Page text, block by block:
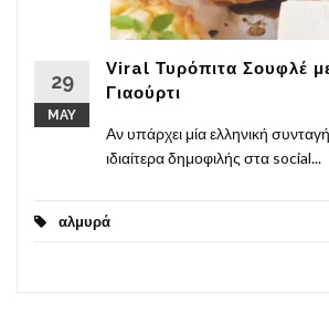
29
MAY
Viral Τυρόπιτα Σουφλέ
Γιαούρτι
Αν υπάρχει μία ελληνική συνταγή
ιδιαίτερα δημοφιλής στα social...
αλμυρά